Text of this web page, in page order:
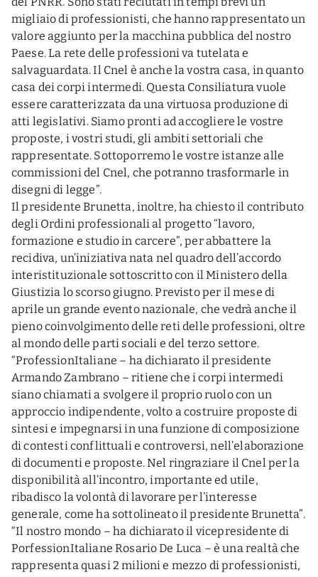
migliaio di professionisti, che hanno rappresentato un
valore aggiunto per la macchina pubblica del nostro
Paese. La rete delle professioni va tutelata e
salvaguardata. Il Cnel è anche la vostra casa, in quanto
casa dei corpi intermedi. Questa Consiliatura vuole
essere caratterizzata da una virtuosa produzione di
atti legislativi. Siamo pronti ad accogliere le vostre
proposte, i vostri studi, gli ambiti settoriali che
rappresentate. Sottoporremo le vostre istanze alle
commissioni del Cnel, che potranno trasformarle in
disegni di legge”.
Il presidente Brunetta, inoltre, ha chiesto il contributo
degli Ordini professionali al progetto “lavoro,
formazione e studio in carcere”, per abbattere la
recidiva, un’iniziativa nata nel quadro dell’accordo
interistituzionale sottoscritto con il Ministero della
Giustizia lo scorso giugno. Previsto per il mese di
aprile un grande evento nazionale, che vedrà anche il
pieno coinvolgimento delle reti delle professioni, oltre
al mondo delle parti sociali e del terzo settore.
“ProfessionItaliane – ha dichiarato il presidente
Armando Zambrano – ritiene che i corpi intermedi
siano chiamati a svolgere il proprio ruolo con un
approccio indipendente, volto a costruire proposte di
sintesi e impegnarsi in una funzione di composizione
di contesti conflittuali e controversi, nell’elaborazione
di documenti e proposte. Nel ringraziare il Cnel per la
disponibilità all’incontro, importante ed utile,
ribadisco la volontà di lavorare per l’interesse
generale, come ha sottolineato il presidente Brunetta”.
“Il nostro mondo – ha dichiarato il vicepresidente di
PorfessionItaliane Rosario De Luca – è una realtà che
rappresenta quasi 2 milioni e mezzo di professionisti,